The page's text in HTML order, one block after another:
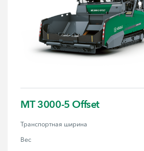
MT 3000-5 Offset
Транспортная ширина
Вес